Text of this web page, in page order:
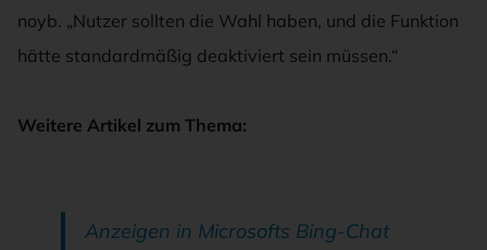
noyb. „Nutzer sollten die Wahl haben, und die Funktion
hätte standardmäßig deaktiviert sein müssen.“
Weitere Artikel zum Thema:
Anzeigen in Microsofts Bing-Chat